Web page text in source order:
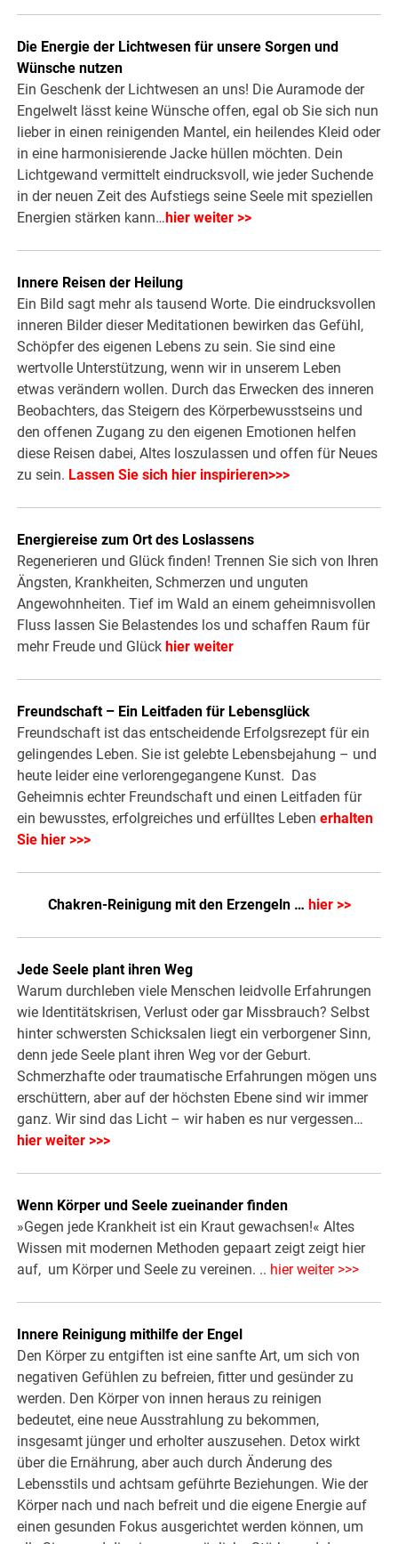
Die Energie der Lichtwesen für unsere Sorgen und
Wünsche nutzen
Ein Geschenk der Lichtwesen an uns! Die Auramode der
Engelwelt lässt keine Wünsche offen, egal ob Sie sich nun
lieber in einen reinigenden Mantel, ein heilendes Kleid oder
in eine harmonisierende Jacke hüllen möchten. Dein
Lichtgewand vermittelt eindrucksvoll, wie jeder Suchende
in der neuen Zeit des Aufstiegs seine Seele mit speziellen
Energien stärken kann… hier weiter >>
Innere Reisen der Heilung
Ein Bild sagt mehr als tausend Worte. Die eindrucksvollen
inneren Bilder dieser Meditationen bewirken das Gefühl,
Schöpfer des eigenen Lebens zu sein. Sie sind eine
wertvolle Unterstützung, wenn wir in unserem Leben
etwas verändern wollen. Durch das Erwecken des inneren
Beobachters, das Steigern des Körperbewusstseins und
den offenen Zugang zu den eigenen Emotionen helfen
diese Reisen dabei, Altes loszulassen und offen für Neues
zu sein. Lassen Sie sich hier inspirieren>>>
Energiereise zum Ort des Loslassens
Regenerieren und Glück finden! Trennen Sie sich von Ihren
Ängsten, Krankheiten, Schmerzen und unguten
Angewohnheiten. Tief im Wald an einem geheimnisvollen
Fluss lassen Sie Belastendes los und schaffen Raum für
mehr Freude und Glück hier weiter
Freundschaft – Ein Leitfaden für Lebensglück
Freundschaft ist das entscheidende Erfolgsrezept für ein
gelingendes Leben. Sie ist gelebte Lebensbejahung – und
heute leider eine verlorengegangene Kunst. Das
Geheimnis echter Freundschaft und einen Leitfaden für
ein bewusstes, erfolgreiches und erfülltes Lebenerhalten
Sie hier >>>
Chakren-Reinigung mit den Erzengeln … hier >>
Jede Seele plant ihren Weg
Warum durchleben viele Menschen leidvolle Erfahrungen
wie Identitätskrisen, Verlust oder gar Missbrauch? Selbst
hinter schwersten Schicksalen liegt ein verborgener Sinn,
denn jede Seele plant ihren Weg vor der Geburt.
Schmerzhafte oder traumatische Erfahrungen mögen uns
erschüttern, aber auf der höchsten Ebene sind wir immer
ganz. Wir sind das Licht – wir haben es nur vergessen…
hier weiter >>>
Wenn Körper und Seele zueinander finden
»Gegen jede Krankheit ist ein Kraut gewachsen!« Altes
Wissen mit modernen Methoden gepaart zeigt zeigt hier
auf, um Körper und Seele zu vereinen. .. hier weiter >>>
Innere Reinigung mithilfe der Engel
Den Körper zu entgiften ist eine sanfte Art, um sich von
negativen Gefühlen zu befreien, fitter und gesünder zu
werden. Den Körper von innen heraus zu reinigen
bedeutet, eine neue Ausstrahlung zu bekommen,
insgesamt jünger und erholter auszusehen. Detox wirkt
über die Ernährung, aber auch durch Änderung des
Lebensstils und achtsam geführte Beziehungen. Wie der
Körper nach und nach befreit und die eigene Energie auf
einen gesunden Fokus ausgerichtet werden können, um